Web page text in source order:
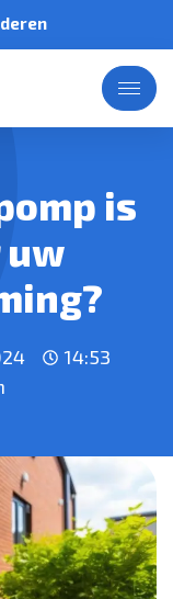
is
uw
14:53